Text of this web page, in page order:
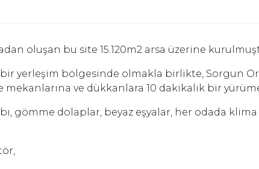
oluşan bu site 15.120m2 arsa üzerine
yerleşim bölgesinde olmakla birlikte, Sorgun
ve dükkanlara 10 dakikalık bir
gömme dolaplar, beyaz eşyalar, her odada